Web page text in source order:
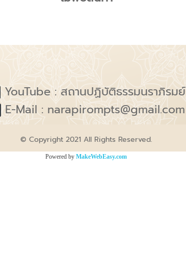
YouTube :สถานปฏิบัติธรรมนราภิรมย์
E-Mail : narapirompts@gmail.com
© Copyright 2021 All Rights Reserved.
Powered by MakeWebEasy.com